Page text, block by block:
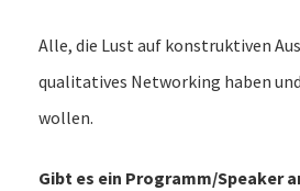
Alle, die Lust auf konstruktiven
qualitatives Networking haben
wollen.
Gibt es ein Programm/Speaker